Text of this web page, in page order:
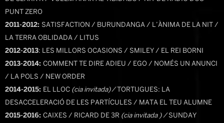
PUNT ZERO
2011-2012: SATISFACTION / BURUNDANGA / L’ÀNIMA DE LA NIT /
LA TERRA OBLIDADA / LITUS
2012-2013: LES MILLORS OCASIONS / SMILEY / EL REI BORNI
2013-2014: COMMENT TE DIRE ADIEU / EGO / NOMÉS UN ANUNCI
/ LA POLS / NEW ORDER
2014-2015: EL LLOC (cia invitada)/TORTUGUES: LA
DESACCELERACIÓ DE LES PARTÍCULES / MATA EL TEU ALUMNE
2015-2016: CAIXES / RICARD DE 3R (cia invitada ) / SUNDAY